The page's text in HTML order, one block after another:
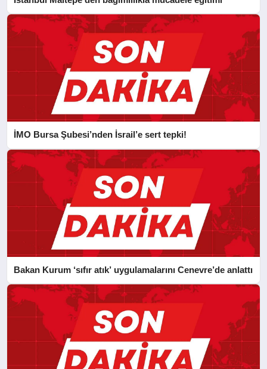
İMO Bursa Şubesi’nden İsrail’e sert tepki!
Bakan Kurum ‘sıfır atık’ uygulamalarını Cenevre’de anlattı